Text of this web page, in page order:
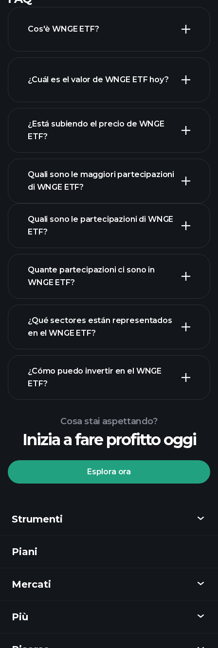
Cos'è WNGE ETF?
¿Cuál es el valor de WNGE ETF hoy?
gráfico avanzado
¿Está subiendo el precio de WNGE
ETF?
Quali sono le maggiori partecipazioni
di WNGE ETF?
partecipazioni
Quali sono le partecipazioni di WNGE
ETF?
partecipazioni
Quante partecipazioni ci sono in
WNGE ETF?
partecipazioni
¿Qué sectores están representados
en el WNGE ETF?
¿Cómo puedo invertir en el WNGE
ETF?
Cosa stai aspettando?
Inizia a fare profitto oggi
Esplora ora
Strumenti
Scopri
Notizie
Piani
Mercati
Panoramica
Più